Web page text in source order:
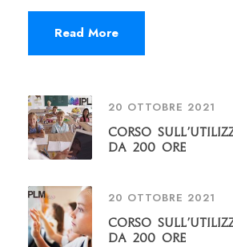
Read More
20 OTTOBRE 2021
Corso
da 200 Ore
20 OTTOBRE 2021
Corso
da 200 Ore